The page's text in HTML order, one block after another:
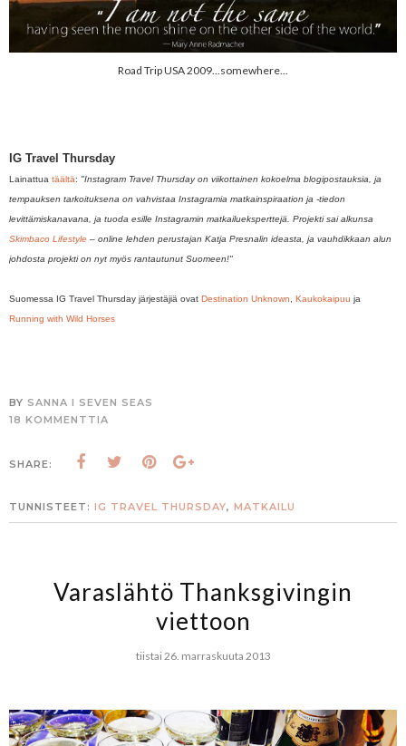
Road Trip USA 2009...somewhere...
IG Travel Thursday
Lainattua täältä: "Instagram Travel Thursday on viikottainen kokoelma blogipostauksia, ja
tempauksen tarkoituksena on vahvistaa Instagramia matkainspiraation ja -tiedon
levittämiskanavana, ja tuoda esille Instagramin matkailueksperttejä. Projekti sai alkunsa
Skimbaco Lifestyle – online lehden perustajan Katja Presnalin ideasta, ja vauhdikkaan alun
johdosta projekti on nyt myös rantautunut Suomeen!"
Suomessa IG Travel Thursday järjestäjiä ovat Destination Unknown Kaukokaipuu ja
Running with Wild Horses
BY SANNA I SEVEN SEAS
18 KOMMENTTIA
SHARE:
TUNNISTEET: IG TRAVEL THURSDAY, MATKAILU
Varaslähtö Thanksgivingin
viettoon
tiistai 26. marraskuuta 2013